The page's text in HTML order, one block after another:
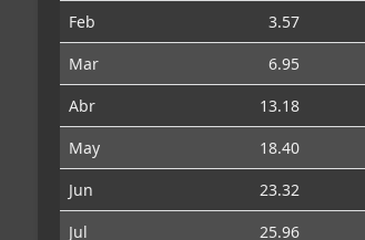
Feb
3.57
Mar
6.95
Abr
13.18
May
18.40
Jun
23.32
Jul
25.96